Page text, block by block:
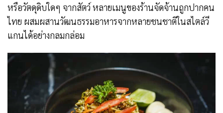
หรือวัตดุดิบใดๆ จากสัตว์ หลายเมนูของร้านจัดจ้านถูกปากคน
ไทย ผสมผสานวัฒนธรรมอาหารจากหลายชนชาติในสไตล์วี
แกนได้อย่างกลมกล่อม